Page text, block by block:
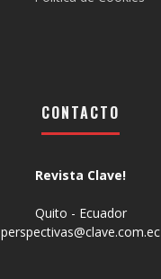
CONTACTO
Revista Clave!
Quito - Ecuador
perspectivas@clave.com.ec